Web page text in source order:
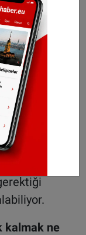
çifte
Uzun
zorg -
Sağlık
yatan
daha uzun
kalmak ne